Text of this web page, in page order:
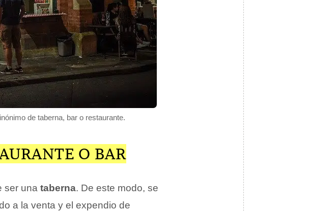
de taberna, bar o restaurante.
O BAR
ser una taberna. De este modo, se
a la venta y el expendio de